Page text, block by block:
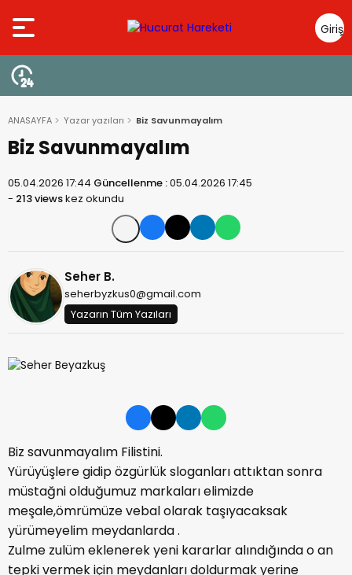
Giriş
Yap
ANASAYFA Yazar yazıları Biz Savunmayalım
Biz Savunmayalım
05.04.2026 17:44 Güncellenme :05.04.2026 17:45
- 213 viewskez okundu
Seher B.
seherbyzkus0@gmail.com
Yazarın Tüm Yazıları
Biz savunmayalım Filistini.
Yürüyüşlere gidip özgürlük sloganları attıktan sonra
müstağni olduğumuz markaları elimizde
meşale,ömrümüze vebal olarak taşıyacaksak
yürümeyelim meydanlarda .
Zulme zulüm eklenerek yeni kararlar alındığında o an
tepki vermek için meydanları doldurmak yerine